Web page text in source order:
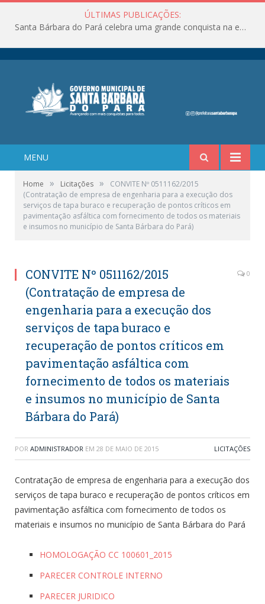
ÚLTIMAS PUBLICAÇÕES:
Santa Bárbara do Pará celebra uma grande conquista na educação!
MENU
Home » Licitações »
CONVITE Nº 0511162/2015
(Contratação de empresa de engenharia para a execução dos
serviços de tapa buraco e recuperação de pontos críticos em
pavimentação asfáltica com fornecimento de todos os materiais
e insumos no município de Santa Bárbara do Pará)
CONVITE Nº 0511162/2015
(Contratação de empresa de
engenharia para a execução dos
serviços de tapa buraco e
recuperação de pontos críticos em
pavimentação asfáltica com
fornecimento de todos os materiais
e insumos no município de Santa
Bárbara do Pará)
0
POR ADMINISTRADOR EM 28 DE MAIO DE 2015 LICITAÇÕES
Contratação de empresa de engenharia para a execução dos
serviços de tapa buraco e recuperação de pontos críticos em
pavimentação asfáltica com fornecimento de todos os
materiais e insumos no município de Santa Bárbara do Pará
HOMOLOGAÇÃO CC 100601_2015
PARECER CONTROLE INTERNO
PARECER JURIDICO